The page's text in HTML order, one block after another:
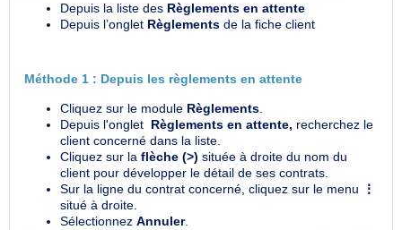
Depuis la liste des Règlements en attente
Depuis l’onglet Règlements de la fiche client
Méthode 1 : Depuis les règlements en attente
Cliquez sur le module Règlements.
Depuis l'onglet Règlements en attente, recherchez le
client concerné dans la liste.
Cliquez sur la flèche (>) située à droite du nom du
client pour développer le détail de ses contrats.
Sur la ligne du contrat concerné, cliquez sur le menu
⋮
situé à droite.
Sélectionnez Annuler.